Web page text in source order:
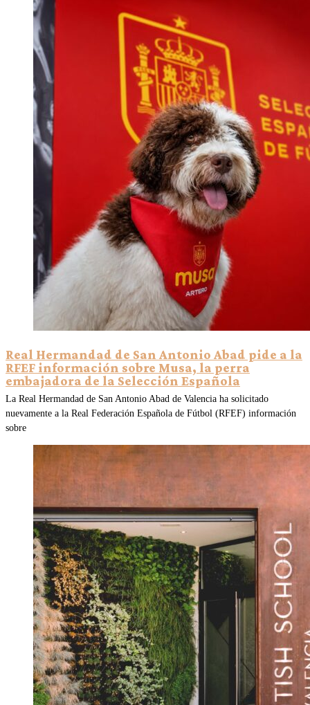
Real Hermandad de San Antonio Abad pide a la
RFEF información sobre Musa, la perra
embajadora de la Selección Española
La Real Hermandad de San Antonio Abad de Valencia ha solicitado
nuevamente a la Real Federación Española de Fútbol (RFEF) información
sobre